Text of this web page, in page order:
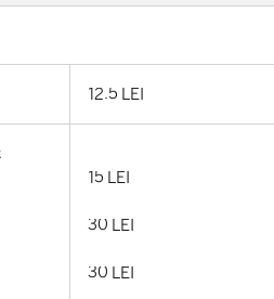
12.5 LEI
15 LEI
30 LEI
30 LEI